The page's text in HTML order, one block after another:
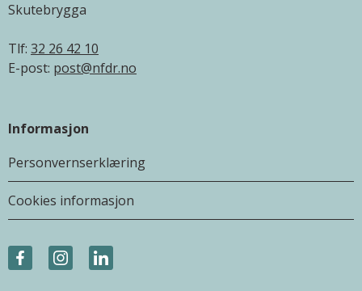
Skutebrygga
Tlf: 32 26 42 10
E-post: post@nfdr.no
Informasjon
Personvernserklæring
Cookies informasjon